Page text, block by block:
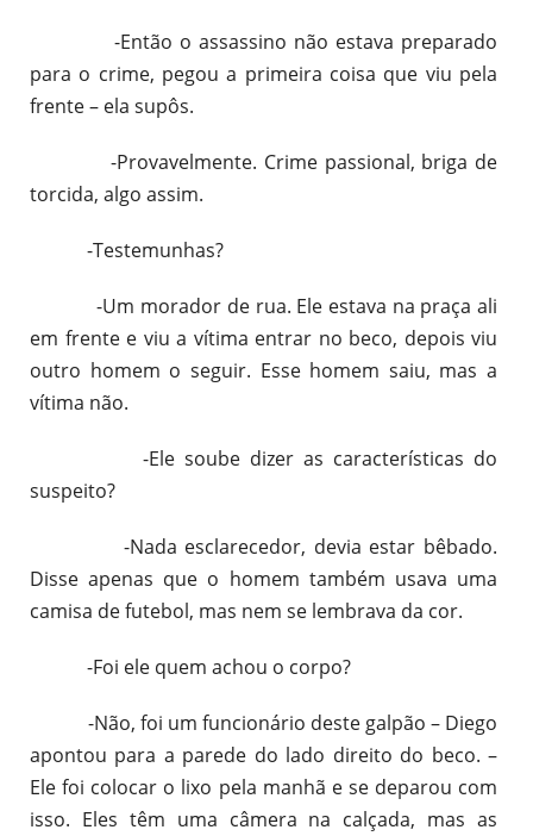
-Então o assassino não estava preparado
para o crime, pegou a primeira coisa que viu pela
frente – ela supôs.
-Provavelmente. Crime passional, briga de
torcida, algo assim.
-Testemunhas?
-Um morador de rua. Ele estava na praça ali
em frente e viu a vítima entrar no beco, depois viu
outro homem o seguir. Esse homem saiu, mas a
vítima não.
-Ele soube dizer as características do
suspeito?
-Nada esclarecedor, devia estar bêbado.
Disse apenas que o homem também usava uma
camisa de futebol, mas nem se lembrava da cor.
-Foi ele quem achou o corpo?
-Não, foi um funcionário deste galpão – Diego
apontou para a parede do lado direito do beco. –
Ele foi colocar o lixo pela manhã e se deparou com
isso. Eles têm uma câmera na calçada, mas as